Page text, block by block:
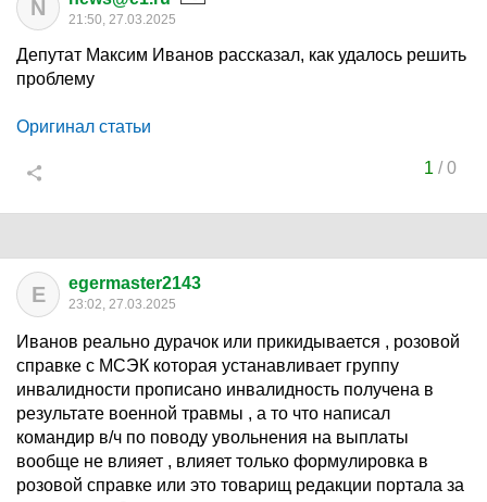
N 21:50, 27.03.2025
Депутат Максим Иванов рассказал, как удалось решить
проблему
Оригинал статьи
1 /0
E egermaster2143
23:02, 27.03.2025
Иванов реально дурачок или прикидывается , розовой
справке с МСЭК которая устанавливает группу
инвалидности прописано инвалидность получена в
результате военной травмы , а то что написал
командир в/ч по поводу увольнения на выплаты
вообще не влияет , влияет только формулировка в
розовой справке или это товарищ редакции портала за